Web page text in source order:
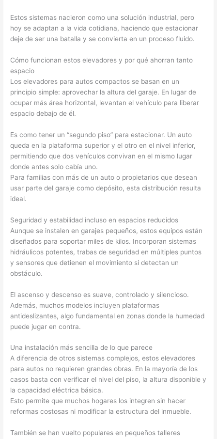
Estos sistemas nacieron como una solución industrial, pero
hoy se adaptan a la vida cotidiana, haciendo que estacionar
deje de ser una batalla y se convierta en un proceso fluido.
Cómo funcionan estos elevadores y por qué ahorran tanto
espacio
Los elevadores para autos compactos se basan en un
principio simple: aprovechar la altura del garaje. En lugar de
ocupar más área horizontal, levantan el vehículo para liberar
espacio debajo de él.
Es como tener un “segundo piso” para estacionar. Un auto
queda en la plataforma superior y el otro en el nivel inferior,
permitiendo que dos vehículos convivan en el mismo lugar
donde antes solo cabía uno.
Para familias con más de un auto o propietarios que desean
usar parte del garaje como depósito, esta distribución resulta
ideal.
Seguridad y estabilidad incluso en espacios reducidos
Aunque se instalen en garajes pequeños, estos equipos están
diseñados para soportar miles de kilos. Incorporan sistemas
hidráulicos potentes, trabas de seguridad en múltiples puntos
y sensores que detienen el movimiento si detectan un
obstáculo.
El ascenso y descenso es suave, controlado y silencioso.
Además, muchos modelos incluyen plataformas
antideslizantes, algo fundamental en zonas donde la humedad
puede jugar en contra.
Una instalación más sencilla de lo que parece
A diferencia de otros sistemas complejos, estos elevadores
para autos no requieren grandes obras. En la mayoría de los
casos basta con verificar el nivel del piso, la altura disponible y
la capacidad eléctrica básica.
Esto permite que muchos hogares los integren sin hacer
reformas costosas ni modificar la estructura del inmueble.
También se han vuelto populares en pequeños talleres